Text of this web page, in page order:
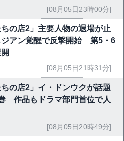
[08月05日23時00分]
ちの店2」主要人物の退場が止
アン覚醒で反撃開始 第5・6
[08月05日21時31分]
ちの店2」イ・ドンウクが話題
作品もドラマ部門首位で人
[08月05日20時49分]